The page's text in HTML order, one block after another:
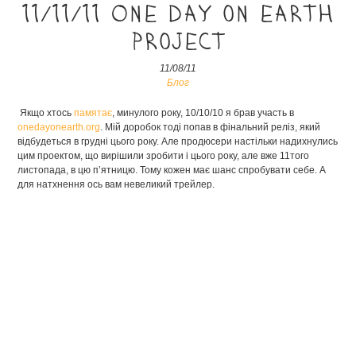
11/11/11 One day on earth
project
11/08/11
Блог
Якщо хтосьпамятає, минулого року, 10/10/10 я брав участь в
onedayonearth.org. Мій доробок тоді попав в фінальний реліз, який
відбудеться в грудні цього року. Але продюсери настільки надихнулись
цим проектом, що вирішили зробити і цього року, але вже 11того
листопада, в цю п’ятницю. Тому кожен має шанс спробувати себе. А
для натхнення ось вам невеликий трейлер.